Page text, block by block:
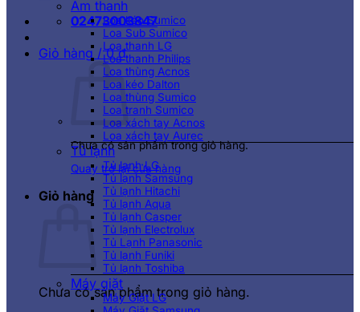
02473003847
Giỏ hàng /0₫
Chưa có sản phẩm trong giỏ hàng.
Quay trở lại cửa hàng
Giỏ hàng
Chưa có sản phẩm trong giỏ hàng.
Âm thanh
Loa kéo Sumico
Loa Sub Sumico
Loa thanh LG
Loa thanh Philips
Loa thùng Acnos
Loa kéo Dalton
Loa thùng Sumico
Loa tranh Sumico
Loa xách tay Acnos
Loa xách tay Aurec
Tủ lạnh
Tủ lạnh LG
Tủ lạnh Samsung
Tủ lạnh Hitachi
Tủ lạnh Aqua
Tủ lạnh Casper
Tủ lạnh Electrolux
Tủ Lạnh Panasonic
Tủ lạnh Funiki
Tủ lạnh Toshiba
Máy giặt
Máy Giặt LG